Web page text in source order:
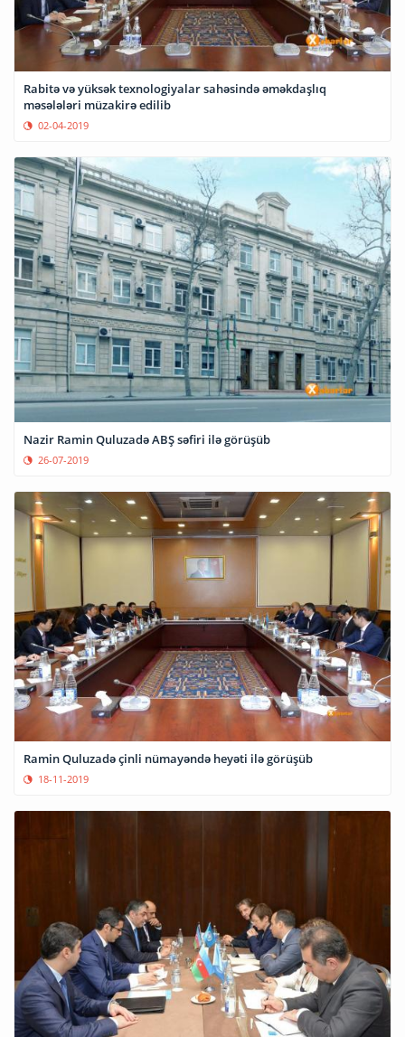
Rabitə və yüksək texnologiyalar sahəsində əməkdaşlıq
məsələləri müzakirə edilib
02-04-2019
Nazir Ramin Quluzadə ABŞ səfiri ilə görüşüb
26-07-2019
Ramin Quluzadə çinli nümayəndə heyəti ilə görüşüb
18-11-2019